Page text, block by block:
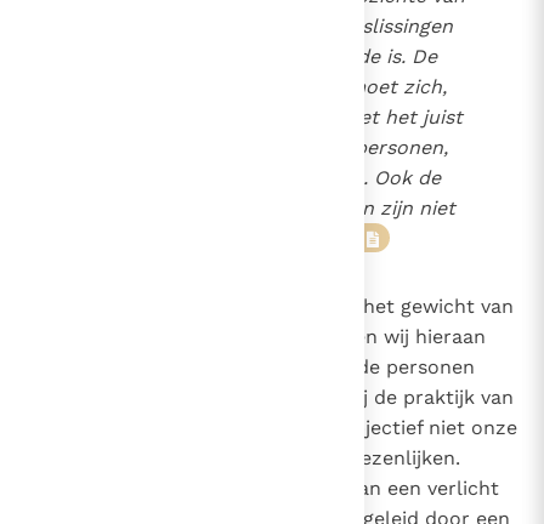
bepaalde handelingen of beslissingen
niet in alle gevallen hetzelfde is. De
pastorale onderscheiding moet zich,
ook al houdt zij rekening met het juist
gevormde geweten van de personen,
belasten met deze situaties. Ook de
gevolgen van gestelde daden zijn niet
Uitgaande van het erkennen van het gewicht van
de concrete voorwaarden, kunnen wij hieraan
toevoegen dat het geweten van de personen
beter betrokken moet worden bij de praktijk van
de Kerk in enkele situaties die objectief niet onze
opvatting over het huwelijk verwezenlijken.
Natuurlijk moet men de rijping van een verlicht
geweten, dat gevormd is en is begeleid door een